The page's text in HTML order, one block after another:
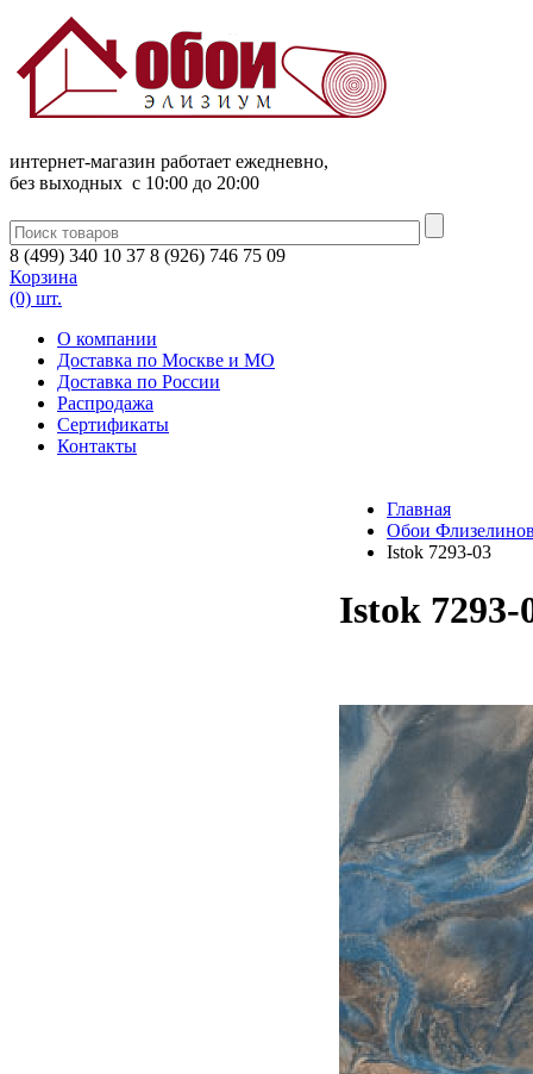
интернет-магазин работает ежедневно,
без выходных c 10:00 до 20:00
8 (499) 340 10 37 8 (926) 746 75 09
Корзина
(0) шт.
О компании
Доставка по Москве и МО
Доставка по России
Распродажа
Сертификаты
Контакты
Главная
Обои
Istok 7293-03
Istok 7293-